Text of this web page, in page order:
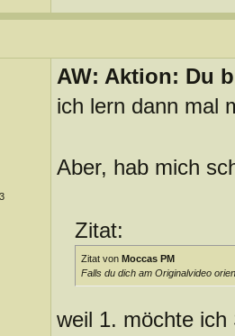
AW: Aktion: Du
ich lern dann mal
Aber, hab mich
Zitat:
Zitat von Moccas PM
Falls du dich am Originalvideo
weil 1. möchte